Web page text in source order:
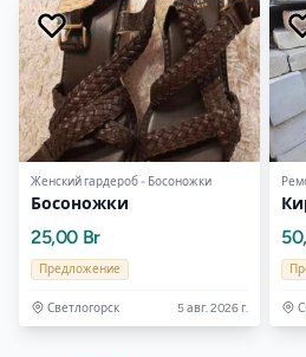
Женский гардероб - Босоножки
Босоножки
25,00 Br
Предложение
Светлогорск 5 авг. 2026 г.